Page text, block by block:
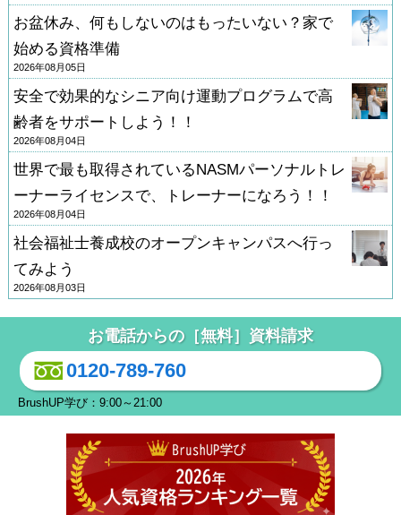
お盆休み、何もしないのはもったいない？家で
始める資格準備
2026年08月05日
安全で効果的なシニア向け運動プログラムで高
齢者をサポートしよう！！
2026年08月04日
世界で最も取得されているNASMパーソナルトレ
ーナーライセンスで、トレーナーになろう！！
2026年08月04日
社会福祉士養成校のオープンキャンパスへ行っ
てみよう
2026年08月03日
お電話からの［無料］資料請求
0120-789-760
BrushUP学び：9:00～21:00